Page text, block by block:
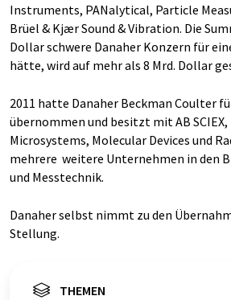
Instruments, PANalytical, Particle
Brüel & Kjær Sound & Vibration. Die
Dollar schwere Danaher Konzern für
hätte, wird auf mehr als 8 Mrd. Dollar
2011 hatte Danaher Beckman Coulter
übernommen und besitzt mit AB SCIEX,
Microsystems, Molecular Devices und
mehrere weitere Unternehmen in den
und Messtechnik.
Danaher selbst nimmt zu den
Stellung.
THEMEN